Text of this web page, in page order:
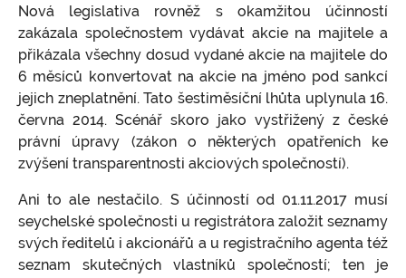
služeb - e-commerce
Finanční činnosti, sebefinancování, půjčky,
faktoring
Další příklady využití offshore firem
Stanovisko k problematice zdroje příjmů na
území ČR
Nová legislativa rovněž s okamžitou účinností
zakázala společnostem vydávat akcie na majitele a
přikázala všechny dosud vydané akcie na majitele do
6 měsíců konvertovat na akcie na jméno pod sankcí
jejich zneplatnění. Tato šestiměsíční lhůta uplynula 16.
června 2014. Scénář skoro jako vystřižený z české
právní úpravy (zákon o některých opatřeních ke
zvýšení transparentnosti akciových společností).
Ani to ale nestačilo. S účinností od 01.11.2017 musí
seychelské společnosti u registrátora založit seznamy
svých ředitelů i akcionářů a u registračního agenta též
seznam skutečných vlastníků společností; ten je